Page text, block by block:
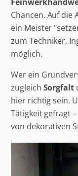
Chancen. Auf die
ein Meister
zum Techniker,
möglich.
Wer ein
zugleich Sorgfalt
hier richtig sein.
Tätigkeit gefragt
von dekorativen